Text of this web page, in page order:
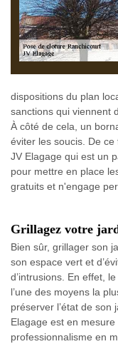
dispositions du plan
sanctions qui viennent
À côté de cela, un
éviter les soucis. De
JV Elagage qui est un
pour mettre en place
gratuits et n'engage
Grillagez votre
Bien sûr, grillager son
son espace vert et
d’intrusions. En effet,
l’une des moyens la
préserver l’état de son
Elagage est en
professionnalisme en